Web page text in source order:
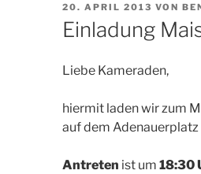
e
VERÖFFENTLICHT
AM
20. APRIL 2013 VON
Einladung
Liebe Kameraden,
hiermit laden wir zum
auf dem Adenauerplatz
Antreten ist um 18:30